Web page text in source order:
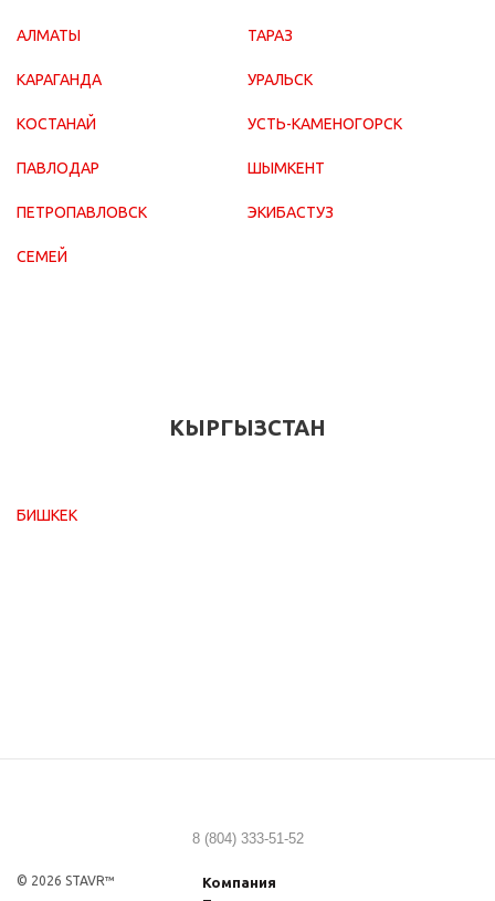
АЛМАТЫ
КАРАГАНДА
КОСТАНАЙ
ПАВЛОДАР
ПЕТРОПАВЛОВСК
СЕМЕЙ
ТАРАЗ
УРАЛЬСК
УСТЬ-КАМЕНОГОРСК
ШЫМКЕНТ
ЭКИБАСТУЗ
КЫРГЫЗСТАН
БИШКЕК
8 (804) 333-51-52
© 2026 STAVR™
Компания